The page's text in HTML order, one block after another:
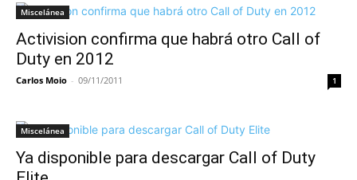
Miscelánea
Activision confirma que habrá otro Call of
Duty en 2012
Carlos Moio - 09/11/2011 1
Miscelánea
Ya disponible para descargar Call of Duty